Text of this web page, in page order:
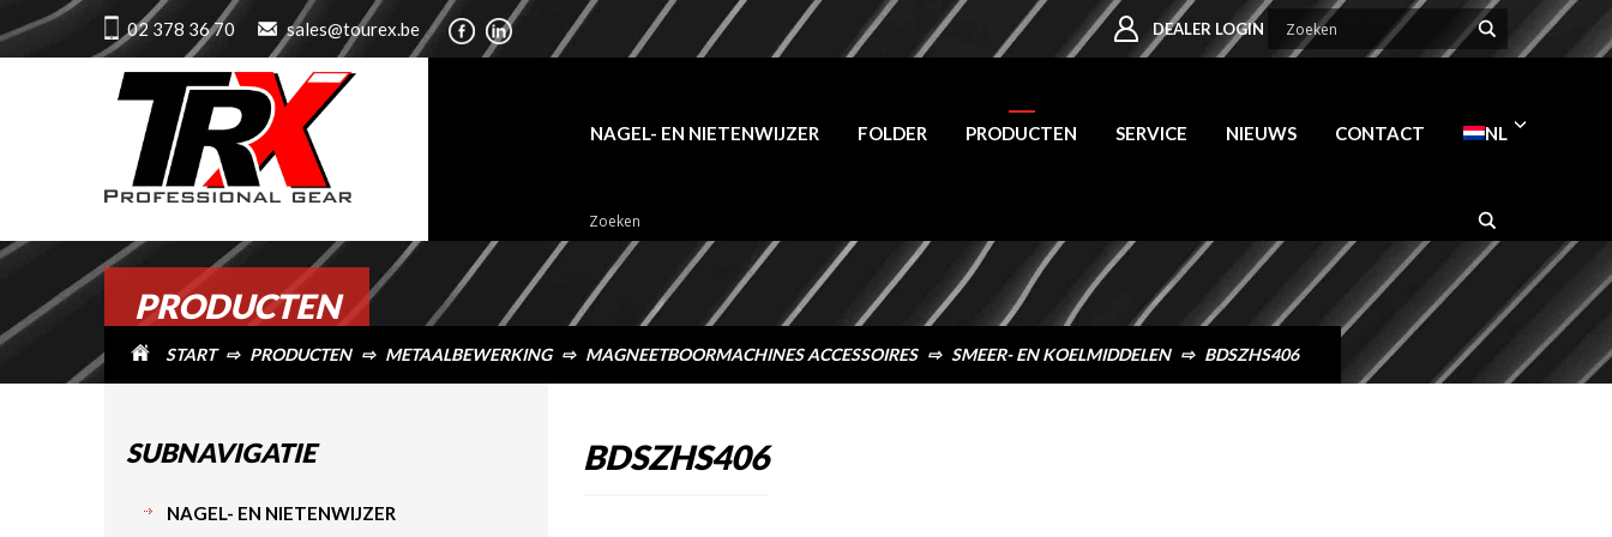
PRODUCTEN
START ⇨ PRODUCTEN ⇨ METAALBEWERKING ⇨ MAGNEETBOORMACHINES ACCESSOIRES ⇨ SMEER- EN KOELMIDDELEN ⇨ BDSZHS406
02 378 36 70 sales@tourex.be DEALER LOGIN
NAGEL- EN NIETENWIJZER FOLDER PRODUCTEN SERVICE NIEUWS CONTACT NL
BDSZHS406
SUBNAVIGATIE
NAGEL- EN NIETENWIJZER